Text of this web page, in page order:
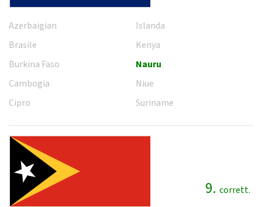
Azerbaigian
Brasile
Burkina Faso
Cambogia
Cipro
Islanda
Kenya
Nauru
Niue
Suriname
9. corrett.